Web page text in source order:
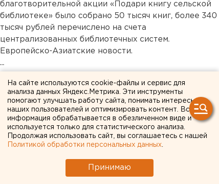
благотворительной акции «Подари книгу сельской
библиотеке» было собрано 50 тысяч книг, более 340
тысяч рублей перечислено на счета
централизованных библиотечных систем.
Европейско-Азиатские новости.
...
Общество
На сайте используются cookie-файлы и сервис для
анализа данных Яндекс.Метрика. Эти инструменты
помогают улучшать работу сайта, понимать интересы
наших пользователей и оптимизировать контент. Вся
информация обрабатывается в обезличенном виде и
используется только для статистического анализа.
Продолжая использовать сайт, вы соглашаетесь с нашей
Политикой обработки персональных данных
Принимаю